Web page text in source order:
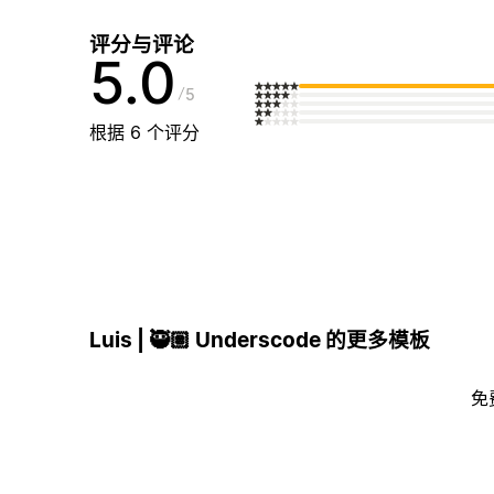
评分与评论
5.0 5
根据 6 个评分
Luis | 🥷🏽 Underscode 的更多模板
免